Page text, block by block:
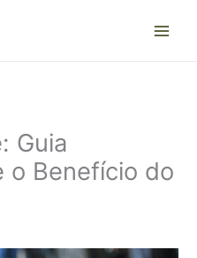
Guia
o Benefício do